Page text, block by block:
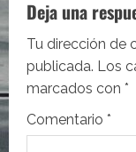
c
i
ó
n
Deja una
Tu dirección de
publicada. Los
marcados con *
Comentario *